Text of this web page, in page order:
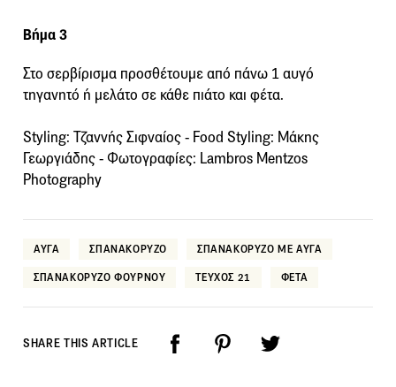
Βήμα 3
Στο σερβίρισμα προσθέτουμε από πάνω 1 αυγό
τηγανητό ή μελάτο σε κάθε πιάτο και φέτα.
Styling: Τζαννής Σιφναίος - Food Styling: Μάκης
Γεωργιάδης - Φωτογραφίες: Lambros Mentzos
Photography
ΑΥΓΑ ΣΠΑΝΑΚΟΡΥΖΟ ΣΠΑΝΑΚΟΡΥΖΟ ΜΕ ΑΥΓΑ
ΣΠΑΝΑΚΟΡΥΖΟ ΦΟΥΡΝΟΥ ΤΕΥΧΟΣ 21 ΦΕΤΑ
SHARE THIS ARTICLE